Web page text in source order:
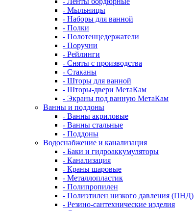
- Мыльницы
- Наборы для ванной
- Полки
- Полотенцедержатели
- Поручни
- Рейлинги
- Сняты с производства
- Стаканы
- Шторы для ванной
- Шторы-двери МетаКам
- Экраны под ванную МетаКам
Ванны и поддоны
- Ванны акриловые
- Ванны стальные
- Поддоны
Водоснабжение и канализация
- Баки и гидроаккумуляторы
- Канализация
- Краны шаровые
- Металлопластик
- Полипропилен
- Полиэтилен низкого давления (ПНД)
- Резино-сантехнические изделия